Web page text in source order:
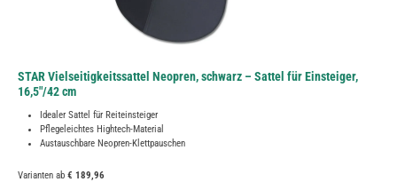
STAR Vielseitigkeitssattel Neopren, schwarz – Sattel für Einsteiger,
16,5"/42 cm
Idealer Sattel für Reiteinsteiger
Pflegeleichtes Hightech-Material
Austauschbare Neopren-Klettpauschen
Varianten ab € 189,96